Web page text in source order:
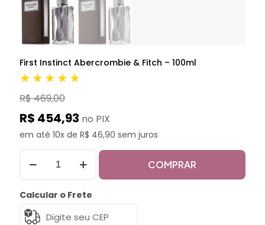
First Instinct Abercrombie & Fitch – 100ml
★★★★★
R$ 469,00
R$ 454,93 no PIX
em até 10x de R$ 46,90 sem juros
COMPRAR
Calcular o Frete